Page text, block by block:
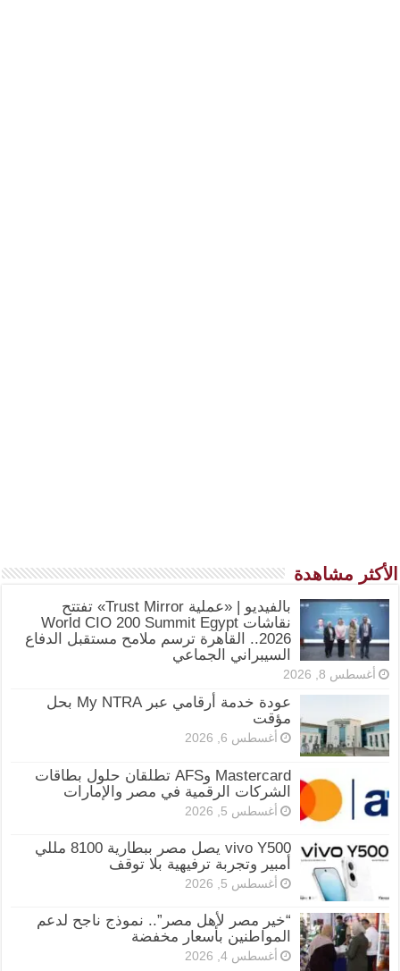
الأكثر مشاهدة
بالفيديو | «عملية Trust Mirror» تفتتح
نقاشات World CIO 200 Summit Egypt
2026.. القاهرة ترسم ملامح مستقبل الدفاع
السيبراني الجماعي
أغسطس 8, 2026
عودة خدمة أرقامي عبر My NTRA بحل
مؤقت
أغسطس 6, 2026
Mastercard وAFS تطلقان حلول بطاقات
الشركات الرقمية في مصر والإمارات
أغسطس 5, 2026
vivo Y500 يصل مصر ببطارية 8100 مللي
أمبير وتجربة ترفيهية بلا توقف
أغسطس 5, 2026
“خير مصر لأهل مصر”.. نموذج ناجح لدعم
المواطنين بأسعار مخفضة
أغسطس 4, 2026